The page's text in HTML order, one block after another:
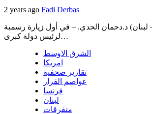
2 years ago Fadi Derbas
لبنان) د.دحمان الحدي. – في أول زيارة رسمية
لرئيس دولة كبرى…
الشرق الاوسط
امريكا
تقارير صحفية
عواصم القرار
فرنسا
لبنان
متفرقات